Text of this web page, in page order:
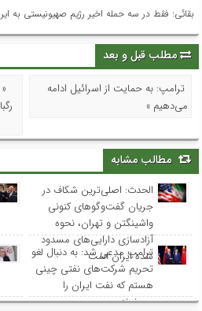
بقائی: فقط در سه حمله اخیر رژیم صهیونیستی به ایران بیش
مطلب قبل و بعد
ترامپ: به حمایت از اسرائیل ادامه
می‌دهیم »
مطالب مشابه
الحدث: اصلی‌ترین شکاف در
جریان گفت‌وگوهای کنونی
واشینگتن و تهران، نحوه
آزادسازی دارایی‌های مسدود
شده ایران است
ترامپ مدعی شد: به دنبال لغو
تحریم‌ شرکت‌های نفتی چینی
هستم که نفت ایران را
می‌خرند